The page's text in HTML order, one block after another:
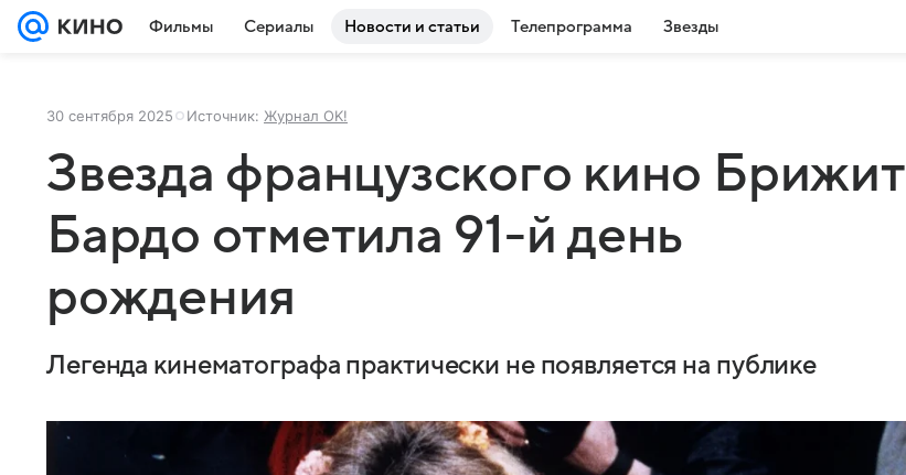
Фильмы Сериалы Новости и статьи Телепрограмма Звезды
30 сентября 2025 Источник: Журнал OK!
Звезда французского кино Брижит
Бардо отметила 91-й день
рождения
Легенда кинематографа практически не появляется на публике